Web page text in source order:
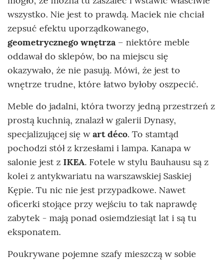
wszystko. Nie jest to prawdą. Maciek nie chciał
zepsuć efektu uporządkowanego,
geometrycznego wnętrza– niektóre meble
oddawał do sklepów, bo na miejscu się
okazywało, że nie pasują. Mówi, że jest to
wnętrze trudne, które łatwo byłoby oszpecić.
Meble do jadalni, która tworzy jedną przestrzeń z
prostą kuchnią, znalazł w galerii Dynasy,
specjalizującej się wart déco. To stamtąd
pochodzi stół z krzesłami i lampa. Kanapa w
salonie jest z IKEA. Fotele w stylu Bauhausu są z
kolei z antykwariatu na warszawskiej Saskiej
Kępie. Tu nic nie jest przypadkowe. Nawet
oficerki stojące przy wejściu to tak naprawdę
zabytek - mają ponad osiemdziesiąt lat i są tu
eksponatem.
Poukrywane pojemne szafy mieszczą w sobie